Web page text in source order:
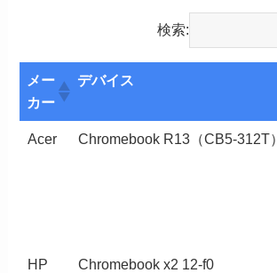
検索:
メー
カー
デバイス
メー
デバイス
Acer Chromebook R13（CB5-312T）
HP Chromebook x2 12-f0